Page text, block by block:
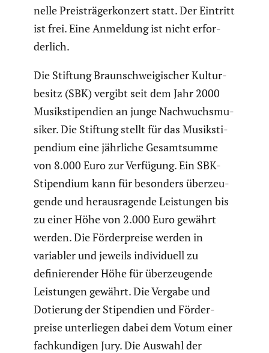
nelle Preis­trä­ger­kon­zert statt. Der Eintritt
ist frei. Eine Anmeldung ist nicht erfor­
der­lich.
Die Stiftung Braun­schwei­gi­scher Kultur­
be­sitz (SBK) vergibt seit dem Jahr 2000
Musik­sti­pen­dien an junge Nachwuchs­mu­
siker. Die Stiftung stellt für das Musik­sti­
pen­dium eine jährliche Gesamt­summe
von 8.000 Euro zur Verfügung. Ein SBK-
Stipen­dium kann für besonders überzeu­
gende und heraus­ra­gende Leistungen bis
zu einer Höhe von 2.000 Euro gewährt
werden. Die Förder­preise werden in
variabler und jeweils indivi­duell zu
definie­render Höhe für überzeu­gende
Leistungen gewährt. Die Vergabe und
Dotierung der Stipen­dien und Förder­
preise unter­liegen dabei dem Votum einer
fachkun­digen Jury. Die Auswahl der